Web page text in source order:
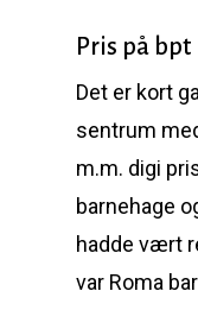
Pris på bpt
Det er kort
sentrum
m.m. digi
barnehage
hadde vært
var Roma